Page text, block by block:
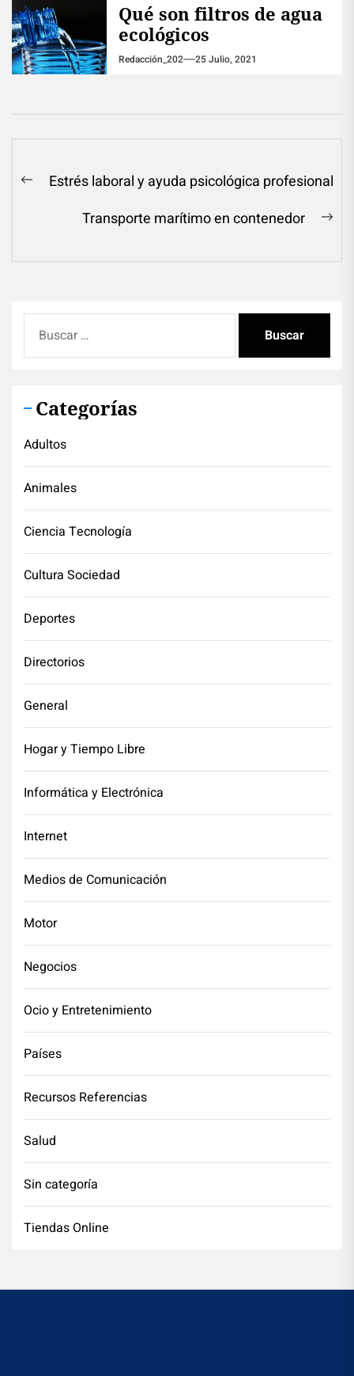
Qué son filtros de agua
ecológicos
Redacción_202 25 Julio, 2021
Navegación
entradas
PreviousEstrés laboral y ayuda psicológica profesional
Transporte marítimo en contenedor
Categorías
Adultos
Animales
Ciencia Tecnología
Cultura Sociedad
Deportes
Directorios
General
Hogar y Tiempo Libre
Informática y Electrónica
Internet
Medios de Comunicación
Motor
Negocios
Ocio y Entretenimiento
Países
Recursos Referencias
Salud
Sin categoría
Tiendas Online